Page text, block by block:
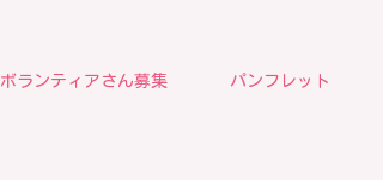
ボランティアさん募集 パンフレット